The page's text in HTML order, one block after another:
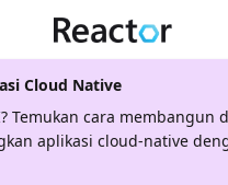
Cloud Native
Temukan cara membangun
aplikasi cloud-native